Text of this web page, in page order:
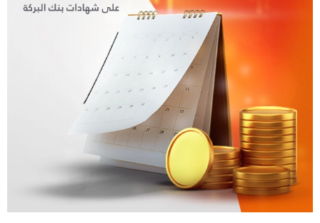
ماكينات الصراف الألي و الفروع